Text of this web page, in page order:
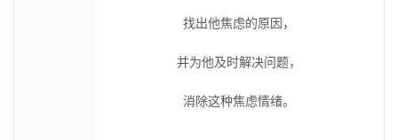
找出他焦虑的原因，
并为他及时解决问题，
消除这种焦虑情绪。